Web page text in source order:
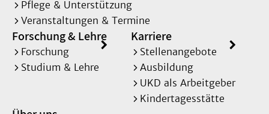
Pflege & Unterstützung
Veranstaltungen & Termine
Forschung & Lehre
Forschung
Studium & Lehre
Karriere
Stellenangebote
Ausbildung
UKD als Arbeitgeber
Kindertagesstätte